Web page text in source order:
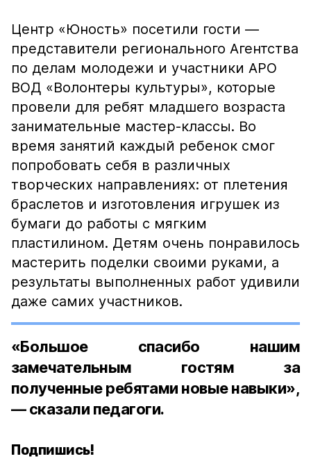
Центр «Юность» посетили гости —
представители регионального Агентства
по делам молодежи и участники АРО
ВОД «Волонтеры культуры», которые
провели для ребят младшего возраста
занимательные мастер-классы. Во
время занятий каждый ребенок смог
попробовать себя в различных
творческих направлениях: от плетения
браслетов и изготовления игрушек из
бумаги до работы с мягким
пластилином. Детям очень понравилось
мастерить поделки своими руками, а
результаты выполненных работ удивили
даже самих участников.
«Большое спасибо нашим
замечательным гостям за
полученные ребятами новые навыки»,
— сказали педагоги.
Подпишись!